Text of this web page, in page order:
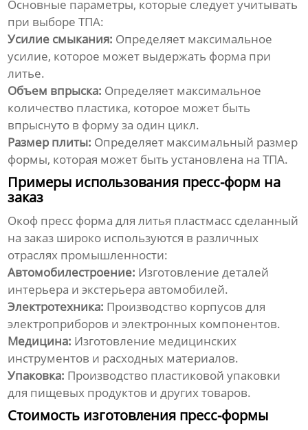
Основные параметры, которые следует учитывать
при выборе ТПА:
Усилие смыкания: Определяет максимальное
усилие, которое может выдержать форма при
литье.
Объем впрыска: Определяет максимальное
количество пластика, которое может быть
впрыснуто в форму за один цикл.
Размер плиты: Определяет максимальный размер
формы, которая может быть установлена на ТПА.
Примеры использования пресс-форм на
заказ
Окоф пресс форма для литья пластмасс сделанный
на заказ широко используются в различных
отраслях промышленности:
Автомобилестроение: Изготовление деталей
интерьера и экстерьера автомобилей.
Электротехника: Производство корпусов для
электроприборов и электронных компонентов.
Медицина: Изготовление медицинских
инструментов и расходных материалов.
Упаковка: Производство пластиковой упаковки
для пищевых продуктов и других товаров.
Стоимость изготовления пресс-формы